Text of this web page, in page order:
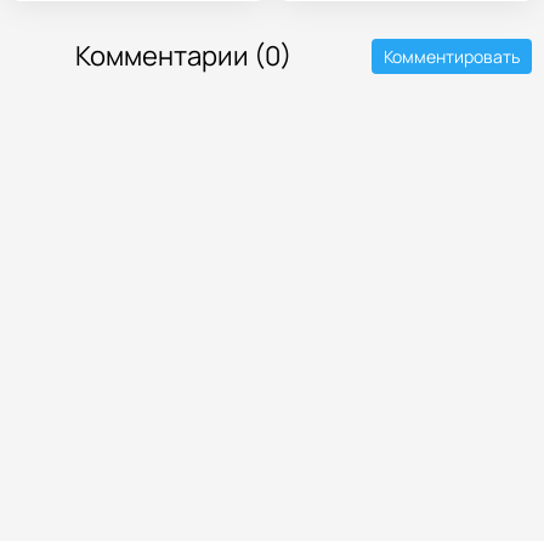
Комментарии (0) Комментировать